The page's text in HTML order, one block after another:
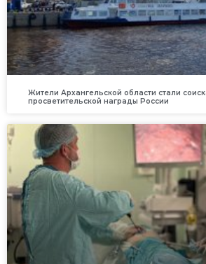
Жители Архангельской области стали
просветительской награды России